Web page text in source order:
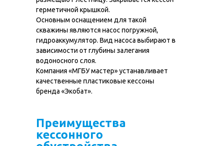
герметичной крышкой.
Основным оснащением для такой
скважины являются насос погружной,
гидроаккумулятор. Вид насоса выбирают в
зависимости от глубины залегания
водоносного слоя.
Компания «МГБУ мастер» устанавливает
качественные пластиковые кессоны
бренда «Экобат».
Преимущества
кессонного
Бурение скважин
в Московской
О нас
МГБУ техника
Наши работы
Цены Вопрос-ответ
Услуги